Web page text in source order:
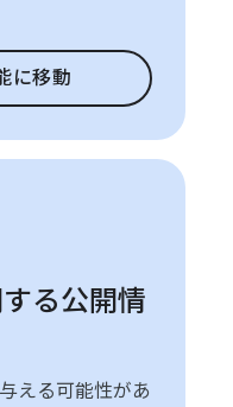
に移動
る公開情
える可能性があ